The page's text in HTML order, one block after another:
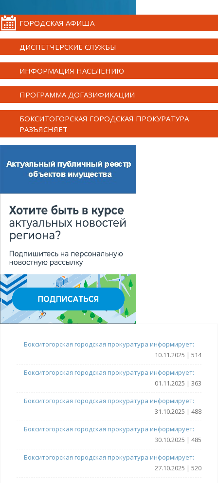
ГОРОДСКАЯ АФИША
ДИСПЕТЧЕРСКИЕ СЛУЖБЫ
ИНФОРМАЦИЯ НАСЕЛЕНИЮ
ПРОГРАММА ДОГАЗИФИКАЦИИ
БОКСИТОГОРСКАЯ ГОРОДСКАЯ ПРОКУРАТУРА
РАЗЪЯСНЯЕТ
Бокситогорская городская прокуратура информирует:
10.11.2025 | 514
Бокситогорская городская прокуратура информирует:
01.11.2025 | 363
Бокситогорская городская прокуратура информирует:
31.10.2025 | 488
Бокситогорская городская прокуратура информирует:
30.10.2025 | 485
Бокситогорская городская прокуратура информирует:
27.10.2025 | 520